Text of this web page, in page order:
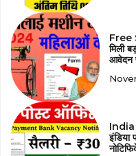
Free
मिली
आवेदन
इंडिया